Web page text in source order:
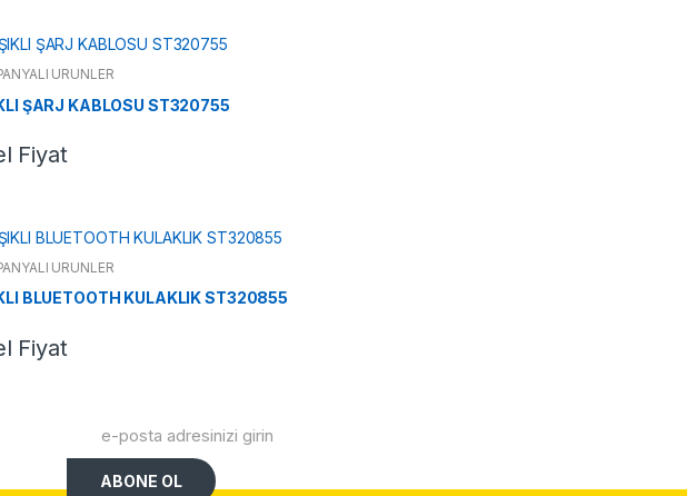
ÜRÜNLER
ŞARJ KABLOSU ST320755
Fiyat
ÜRÜNLER
BLUETOOTH KULAKLIK ST320855
Fiyat